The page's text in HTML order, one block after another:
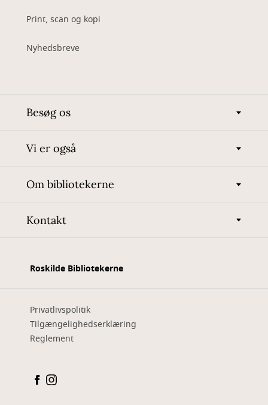
Print, scan og kopi
Nyhedsbreve
Besøg os
Vi er også
Om bibliotekerne
Kontakt
Roskilde Bibliotekerne
Privatlivspolitik
Tilgængelighedserklæring
Reglement